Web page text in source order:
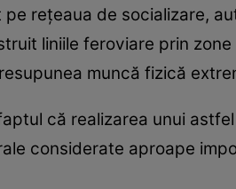
pe rețeaua de socializare,
liniile feroviare prin
muncă fizică
că realizarea unui
considerate aproape